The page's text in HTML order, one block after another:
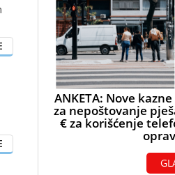
ANKETA: Nove
za nepoštovanje
€ za korišćenje